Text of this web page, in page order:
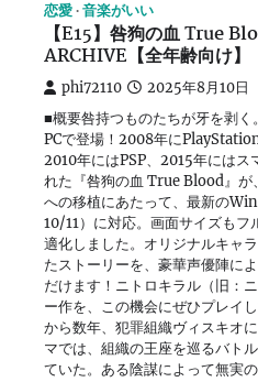
恋愛 音楽がいい
【E15】咎狗の血 True
ARCHIVE【全年齢向け】
phi72110 2025年8月10日
■概要咎持つものたちが牙を剥
PCで登場！2008年に
2010年にはPSP、2015年にはス
れた『咎狗の血 True Blood』が
への移植にあたって、最新の
10/11）に対応。画面サイズも
適化しました。オリジナルキャ
たストーリーを、豪華声優陣に
だけます！ニトロキラル（旧：
ー作を、この機会にぜひプレイ
から数年、犯罪組織ヴィスキオ
マでは、組織の王座を巡るバト
ていた。ある陰謀によって無実